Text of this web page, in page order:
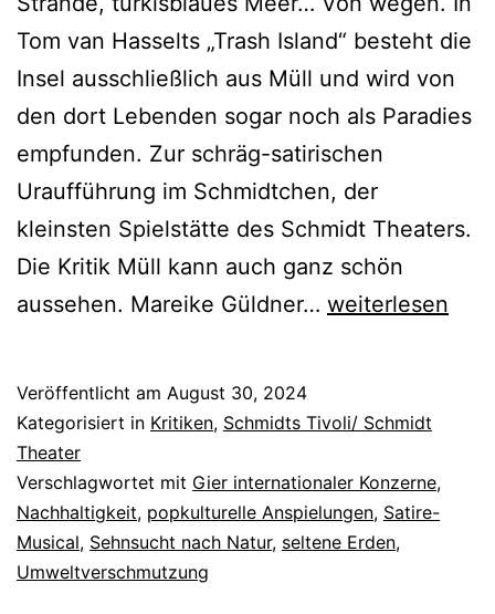
Tom van Hasselts „Trash Island“ besteht die
Insel ausschließlich aus Müll und wird von
den dort Lebenden sogar noch als Paradies
empfunden. Zur schräg-satirischen
Uraufführung im Schmidtchen, der
kleinsten Spielstätte des Schmidt Theaters.
Die Kritik Müll kann auch ganz schön
aussehen. Mareike Güldner… Trash
weiterlesen
Veröffentlicht am August 30, 2024
Kategorisiert in Kritiken, Schmidts Tivoli/ Schmidt
Theater
Verschlagwortet mit Gier internationaler Konzerne,
Nachhaltigkeit, popkulturelle Anspielungen, Satire-
Musical, Sehnsucht nach Natur, seltene Erden,
Umweltverschmutzung